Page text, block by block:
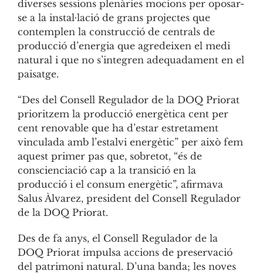
diverses sessions plenàries mocions per oposar-
se a la instal·lació de grans projectes que
contemplen la construcció de centrals de
producció d’energia que agredeixen el medi
natural i que no s’integren adequadament en el
paisatge.
“Des del Consell Regulador de la DOQ Priorat
prioritzem la producció energètica cent per
cent renovable que ha d’estar estretament
vinculada amb l’estalvi energètic” per això fem
aquest primer pas que, sobretot, “és de
conscienciació cap a la transició en la
producció i el consum energètic”, afirmava
Salus Àlvarez, president del Consell Regulador
de la DOQ Priorat.
Des de fa anys, el Consell Regulador de la
DOQ Priorat impulsa accions de preservació
del patrimoni natural. D’una banda; les noves